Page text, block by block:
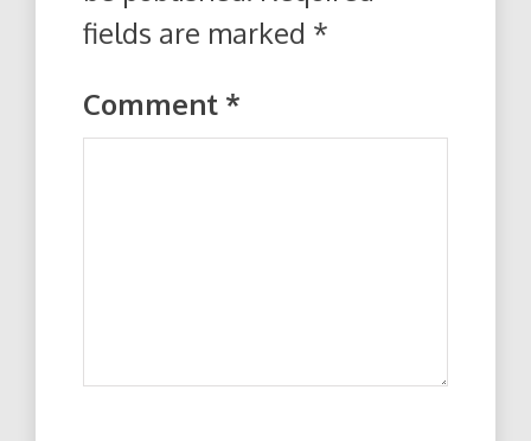
fields are marked *
Comment *